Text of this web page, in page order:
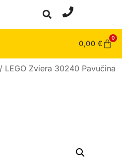
0,00 €
0
/ LEGO Zviera 30240 Pavučina